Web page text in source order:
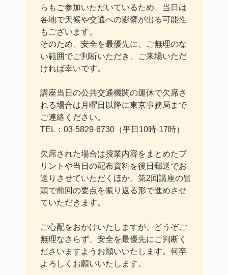
らもご参加いただいているため、当日は
各地で天候や交通への影響が出る可能性
もございます。
そのため、安全を最優先に、ご無理のな
い範囲でご判断いただき、ご来場いただ
ければ幸いです。
講座当日の公共交通機関の運休で欠席さ
れる場合は月曜日以降に東京事務局まで
ご連絡ください。
TEL：03-5829-6730（平日10時-17時）
欠席された場合は授業内容をまとめたプ
リントや当日の配布資料を後日郵送でお
送りさせていただくほか、第2回講座の冒
頭で前回の要点を振り返る形で進めさせ
ていただきます。
ご心配をおかけいたしますが、どうぞご
無理なさらず、安全を最優先にご判断く
ださいますようお願いいたします。何卒
よろしくお願いいたします。